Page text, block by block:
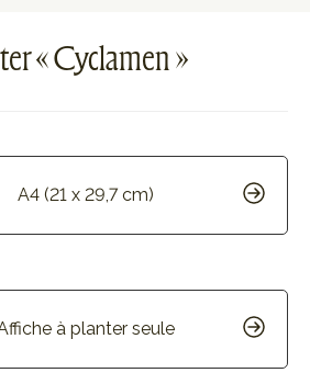
« Cyclamen »
A4 (21 x 29,7 cm)
à planter seule